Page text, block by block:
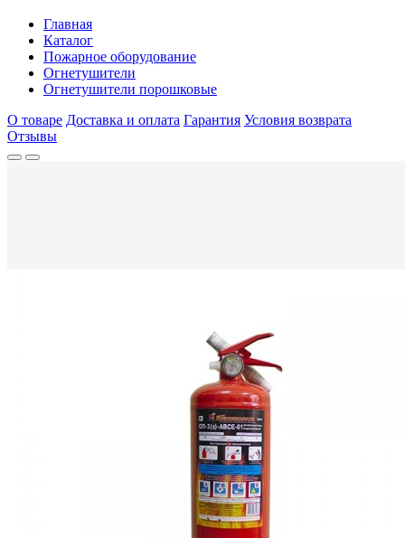
Главная
Каталог
Пожарное оборудование
Огнетушители
Огнетушители порошковые
О товаре Доставка и оплата Гарантия Условия возврата
Отзывы